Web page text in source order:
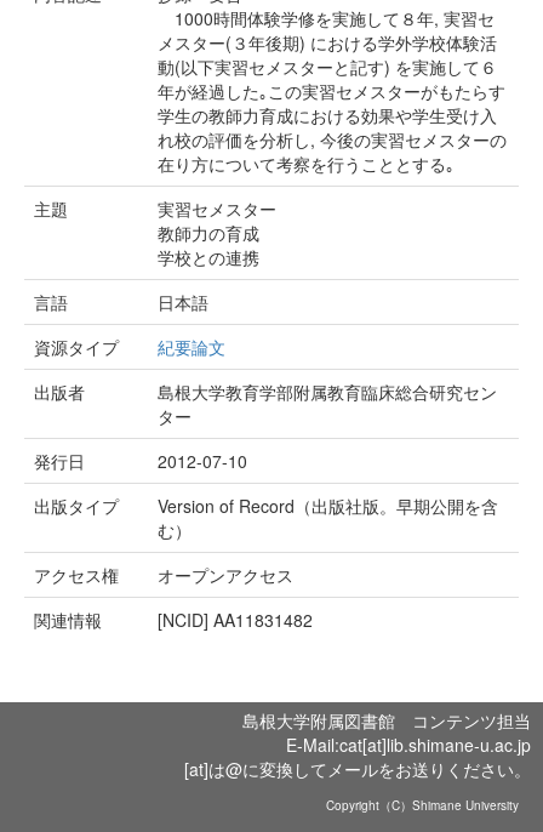
1000時間体験学修を実施して８年, 実習セ
メスター(３年後期) における学外学校体験活
動(以下実習セメスターと記す) を実施して６
年が経過した｡この実習セメスターがもたらす
学生の教師力育成における効果や学生受け入
れ校の評価を分析し, 今後の実習セメスターの
在り方について考察を行うこととする｡
主題
実習セメスター
教師力の育成
学校との連携
言語
日本語
資源タイプ
紀要論文
出版者
島根大学教育学部附属教育臨床総合研究セン
ター
発行日
2012-07-10
出版タイプ
Version of Record（出版社版。早期公開を含
む）
アクセス権
オープンアクセス
関連情報
[NCID] AA11831482
島根大学附属図書館 コンテンツ担当
E-Mail:cat[at]lib.shimane-u.ac.jp
[at]は@に変換してメールをお送りください。
Copyright（C）Shimane University